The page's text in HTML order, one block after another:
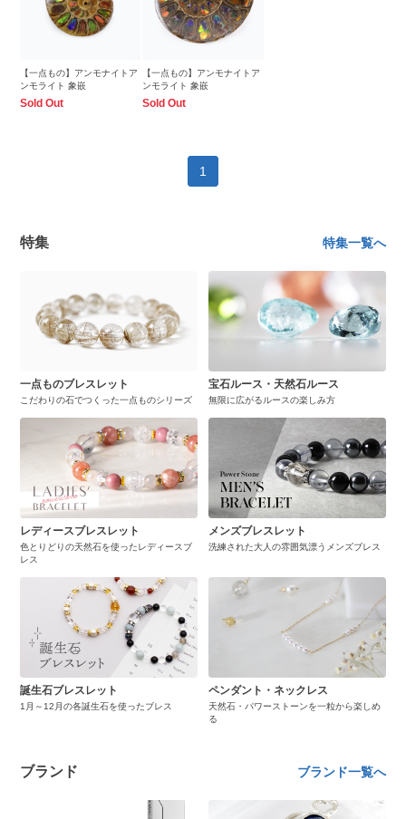
【一点もの】アンモナイトア
ンモライト 象嵌
Sold Out
【一点もの】アンモナイトア
ンモライト 象嵌
Sold Out
1
特集 特集一覧へ
一点ものブレスレット
こだわりの石でつくった一点ものシリーズ
宝石ルース・天然石ルース
無限に広がるルースの楽しみ方
レディースブレスレット
色とりどりの天然石を使ったレディースブ
レス
メンズブレスレット
洗練された大人の雰囲気漂うメンズブレス
誕生石ブレスレット
1月～12月の各誕生石を使ったブレス
ペンダント・ネックレス
天然石・パワーストーンを一粒から楽しめ
る
ブランド ブランド一覧へ